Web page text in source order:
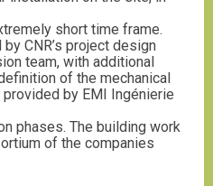
short time frame.
CNR’s project design
team, with additional
of the mechanical
by EMI Ingénierie
phases. The building work
of the companies